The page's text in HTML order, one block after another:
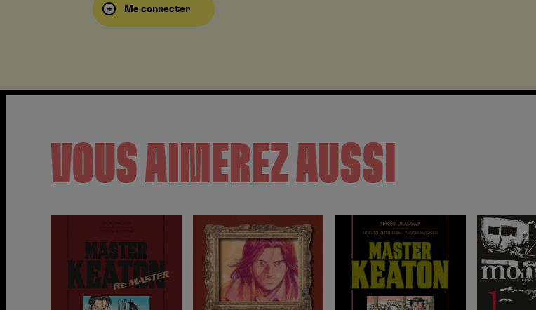
Me connecter
VOUS AIMEREZ AUSSI